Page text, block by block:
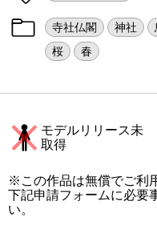
寺社仏閣 神社
桜
春
モデルリリース未
取得
※この作品は無償でご利
下記申請フォームに必要
い。